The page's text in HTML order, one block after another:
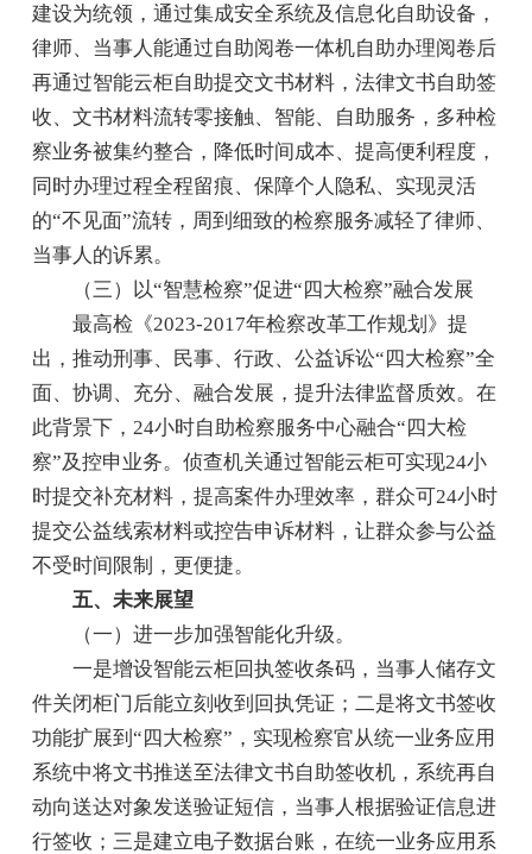
建设为统领，通过集成安全系统及信息化自助设备，
律师、当事人能通过自助阅卷一体机自助办理阅卷后
再通过智能云柜自助提交文书材料，法律文书自助签
收、文书材料流转零接触、智能、自助服务，多种检
察业务被集约整合，降低时间成本、提高便利程度，
同时办理过程全程留痕、保障个人隐私、实现灵活
的“不见面”流转，周到细致的检察服务减轻了律师、
当事人的诉累。
（三）以“智慧检察”促进“四大检察”融合发展
最高检《2023-2017年检察改革工作规划》提
出，推动刑事、民事、行政、公益诉讼“四大检察”全
面、协调、充分、融合发展，提升法律监督质效。在
此背景下，24小时自助检察服务中心融合“四大检
察”及控申业务。侦查机关通过智能云柜可实现24小
时提交补充材料，提高案件办理效率，群众可24小时
提交公益线索材料或控告申诉材料，让群众参与公益
不受时间限制，更便捷。
五、未来展望
（一）进一步加强智能化升级。
一是增设智能云柜回执签收条码，当事人储存文
件关闭柜门后能立刻收到回执凭证；二是将文书签收
功能扩展到“四大检察”，实现检察官从统一业务应用
系统中将文书推送至法律文书自助签收机，系统再自
动向送达对象发送验证短信，当事人根据验证信息进
行签收；三是建立电子数据台账，在统一业务应用系